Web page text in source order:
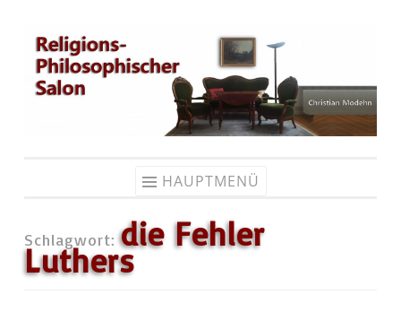
Zum
Inhalt
springen
HAUPTMENÜ
Schlagwort:die Fehler
Luthers